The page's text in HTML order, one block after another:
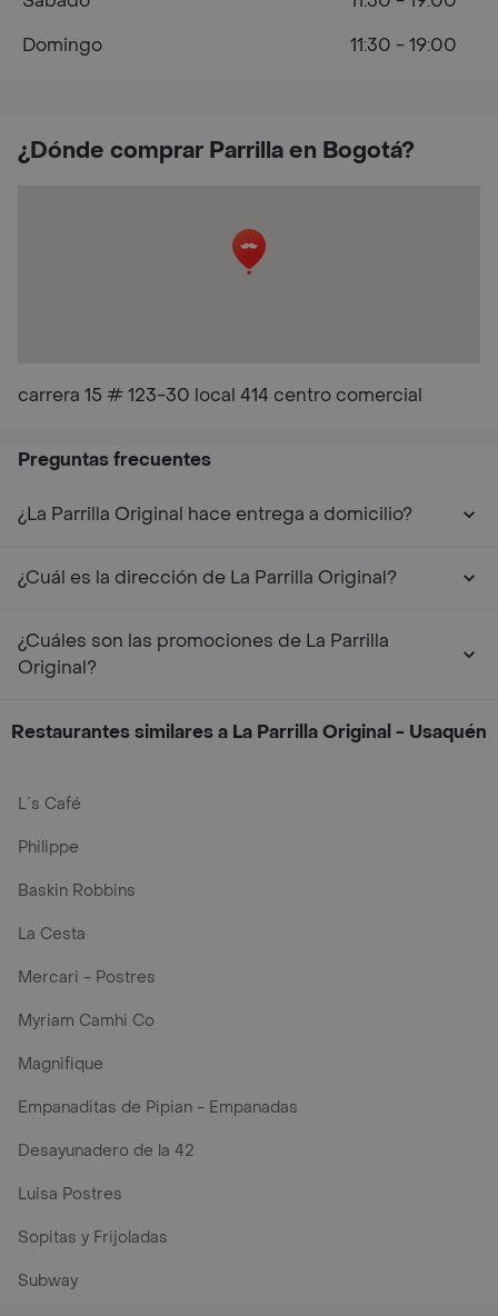
¿Dónde comprar Parrilla en Bogotá?
carrera 15 # 123-30 local 414 centro comercial
Domingo
11:30 - 19:00
Preguntas frecuentes
¿La Parrilla Original hace entrega a domicilio?
¿Cuál es la dirección de La Parrilla Original?
¿Cuáles son las promociones de La Parrilla
Original?
Restaurantes similares a La Parrilla Original - Usaquén
L´s Café
Philippe
Baskin Robbins
La Cesta
Mercari - Postres
Myriam Camhi Co
Magnifique
Empanaditas de Pipian - Empanadas
Desayunadero de la 42
Luisa Postres
Sopitas y Frijoladas
Subway